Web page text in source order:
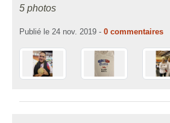
5 photos
Publié le 24 nov. 2019 - 0 commentaires